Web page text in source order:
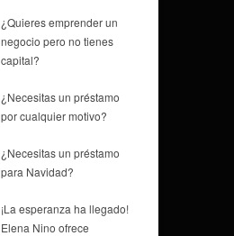
¿Quieres emprender un
negocio pero no tienes
capital?
¿Necesitas un préstamo
por cualquier motivo?
¿Necesitas un préstamo
para Navidad?
¡La esperanza ha llegado!
Elena Nino ofrece